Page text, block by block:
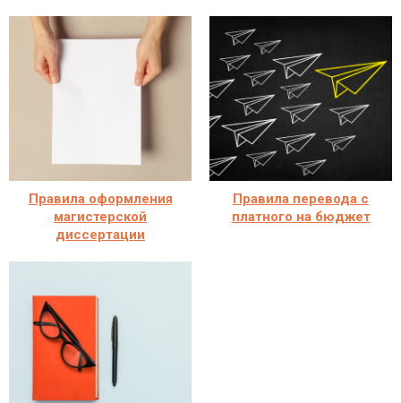
Правила оформления
магистерской
диссертации
Правила перевода с
платного на бюджет